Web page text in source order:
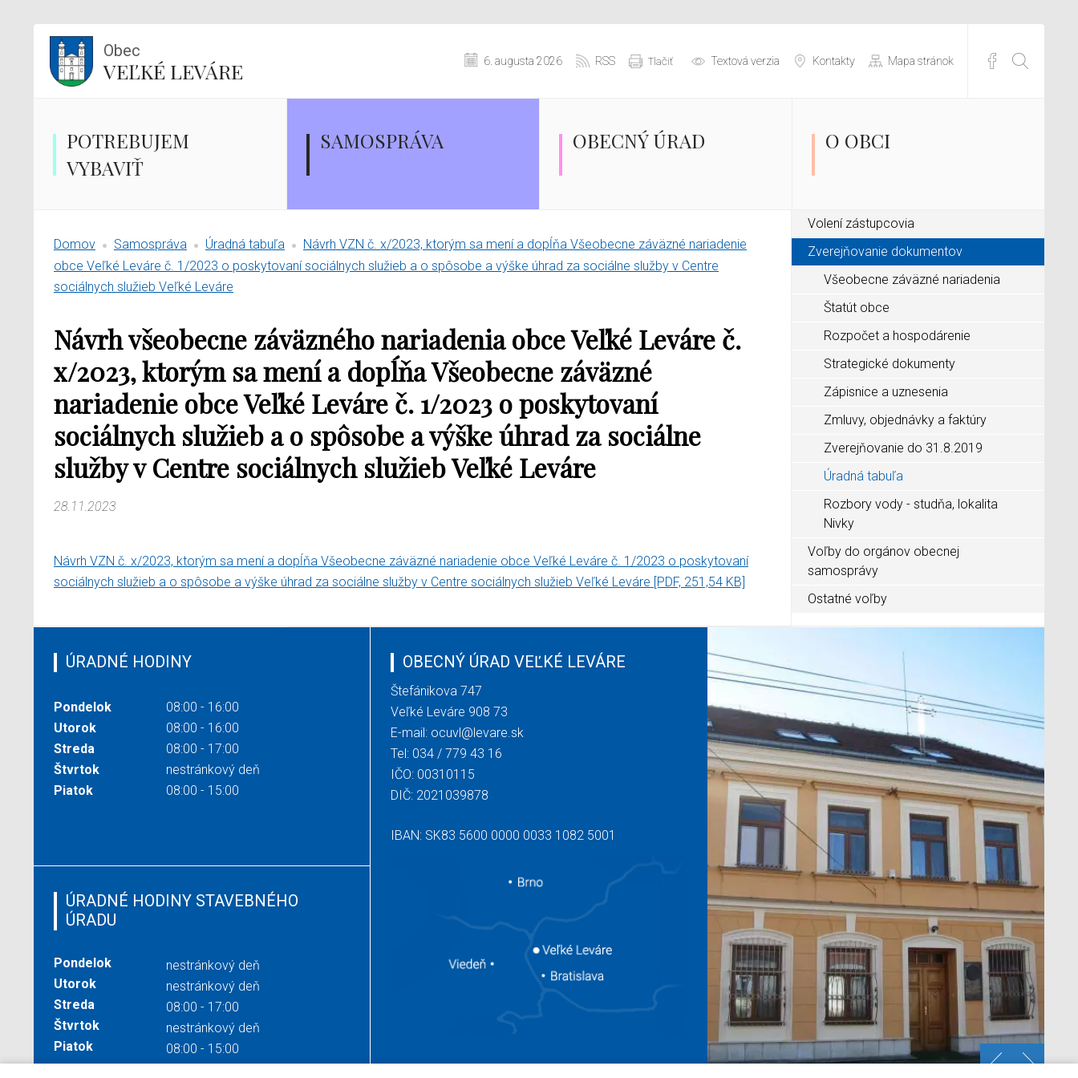
Obec
VEĽKÉ LEVÁRE 6. augusta 2026 RSS Tlačiť Textová verzia Kontakty Mapa stránok
POTREBUJEM
VYBAVIŤ
SAMOSPRÁVA OBECNÝ ÚRAD O OBCI
Domov Samospráva Úradná tabuľa
Návrh VZN č. x/2023, ktorým sa mení a dopĺňa Všeobecne záväzné nariadenie
obce Veľké Leváre č. 1/2023 o poskytovaní sociálnych služieb a o spôsobe a výške úhrad za sociálne služby v Centre
sociálnych služieb Veľké Leváre
Návrh všeobecne záväzného nariadenia obce Veľké Leváre č.
x/2023, ktorým sa mení a dopĺňa Všeobecne záväzné
nariadenie obce Veľké Leváre č. 1/2023 o poskytovaní
sociálnych služieb a o spôsobe a výške úhrad za sociálne
služby v Centre sociálnych služieb Veľké Leváre
28.11.2023
Návrh VZN č. x/2023, ktorým sa mení a dopĺňa Všeobecne záväzné nariadenie obce Veľké Leváre č. 1/2023 o poskytovaní
sociálnych služieb a o spôsobe a výške úhrad za sociálne služby v Centre sociálnych služieb Veľké Leváre [PDF, 251,54 KB]
Volení zástupcovia
Zverejňovanie dokumentov
Všeobecne záväzné nariadenia
Štatút obce
Rozpočet a hospodárenie
Strategické dokumenty
Zápisnice a uznesenia
Zmluvy, objednávky a faktúry
Zverejňovanie do 31.8.2019
Úradná tabuľa
Rozbory vody - studňa, lokalita
Nivky
Voľby do orgánov obecnej
samosprávy
Ostatné voľby
ÚRADNÉ HODINY
Pondelok
08:00 - 16:00
Utorok
08:00 - 16:00
Streda
08:00 - 17:00
Štvrtok
nestránkový deň
Piatok
08:00 - 15:00
ÚRADNÉ HODINY STAVEBNÉHO
ÚRADU
Pondelok
nestránkový deň
Utorok
nestránkový deň
Streda
08:00 - 17:00
Štvrtok
nestránkový deň
Piatok
08:00 - 15:00
OBECNÝ ÚRAD VEĽKÉ LEVÁRE
Štefánikova 747
Veľké Leváre 908 73
E-mail: ocuvl@levare.sk
Tel: 034 / 779 43 16
IČO: 00310115
DIČ: 2021039878
IBAN: SK83 5600 0000 0033 1082 5001